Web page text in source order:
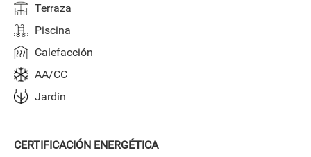
Terraza
Piscina
Calefacción
AA/CC
Jardín
CERTIFICACIÓN ENERGÉTICA